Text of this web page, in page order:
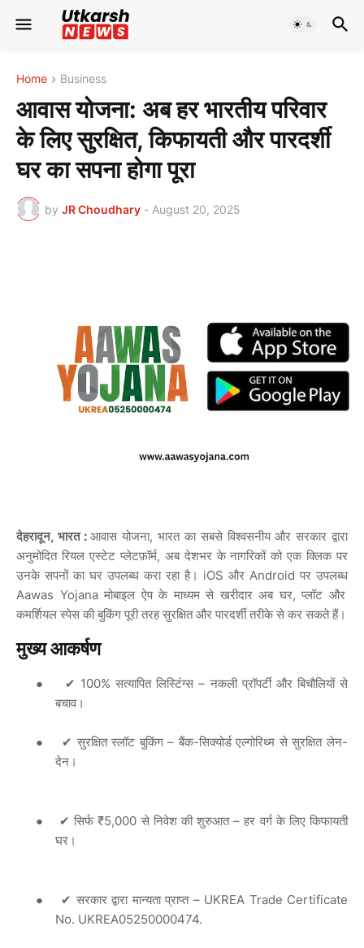
Home Business
आवास योजना: अब हर भारतीय परिवार
के लिए सुरक्षित, किफायती और पारदर्शी
घर का सपना होगा पूरा
by JR Choudhary - August 20, 2025
देहरादून, भारत:आवास योजना,भारत का सबसे विश्वसनीय और सरकार द्वारा
अनुमोदित रियल एस्टेट प्लेटफ़ॉर्म, अब देशभर के नागरिकों को एक क्लिक पर
उनके सपनों का घर उपलब्ध करा रहा है। iOS और Android पर उपलब्ध
Aawas Yojana मोबाइल ऐप के माध्यम से खरीदार अब घर, प्लॉट और
कमर्शियल स्पेस की बुकिंग पूरी तरह सुरक्षित और पारदर्शी तरीके से कर सकते हैं।
मुख्य आकर्षण
● ✔ 100%सत्यापित लिस्टिंग्स – नकली प्रॉपर्टी और बिचौलियों से
बचाव।
● ✔ सुरक्षित स्लॉट बुकिंग– बैंक-सिक्योर्ड एल्गोरिथ्म से सुरक्षित लेन-
देन।
● ✔ सिर्फ ₹5,000 से निवेश की शुरुआत–हर वर्ग के लिए किफायती
घर।
● ✔ सरकार द्वारा मान्यता प्राप्त– UKREA Trade Certificate
No. UKREA05250000474.